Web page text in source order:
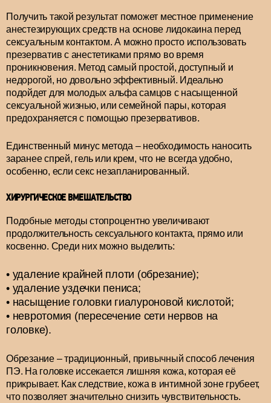
Получить такой результат поможет местное применение
анестезирующих средств на основе лидокаина перед
сексуальным контактом. А можно просто использовать
презерватив с анестетиками прямо во время
проникновения. Метод самый простой, доступный и
недорогой, но довольно эффективный. Идеально
подойдет для молодых альфа самцов с насыщенной
сексуальной жизнью, или семейной пары, которая
предохраняется с помощью презервативов.
Единственный минус метода – необходимость наносить
заранее спрей, гель или крем, что не всегда удобно,
особенно, если секс незапланированный.
ХИРУРГИЧЕСКОЕ ВМЕШАТЕЛЬСТВО
Подобные методы стопроцентно увеличивают
продолжительность сексуального контакта, прямо или
косвенно. Среди них можно выделить:
удаление крайней плоти (обрезание);
удаление уздечки пениса;
насыщение головки гиалуроновой кислотой;
невротомия (пересечение сети нервов на
головке).
Обрезание – традиционный, привычный способ лечения
ПЭ. На головке иссекается лишняя кожа, которая её
прикрывает. Как следствие, кожа в интимной зоне грубеет,
что позволяет значительно снизить чувствительность.